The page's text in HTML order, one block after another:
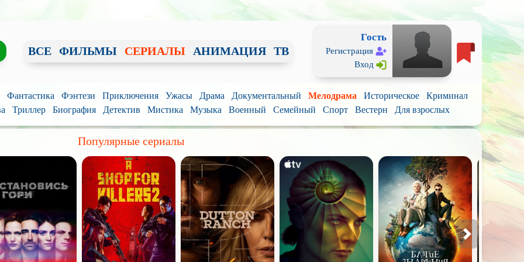
ВСЕ ФИЛЬМЫ СЕРИАЛЫ АНИМАЦИЯ ТВ
Гость
Регистрация
Вход
Фантастика Фэнтези Приключения Ужасы Драма Документальный Мелодрама Историческое
Криминал
Триллер Биография Детектив Мистика Музыка Военный Семейный Спорт Вестерн Для взрослых
Популярные сериалы